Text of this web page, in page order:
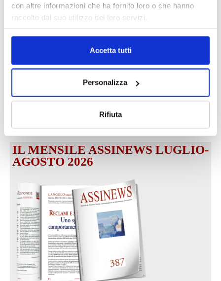
con altre informazioni che ha fornito loro o che hanno
raccolto dal suo utilizzo dei loro servizi.
Accetta tutti
Personalizza
Rifiuta
news
stampa
IL MENSILE ASSINEWS LUGLIO-
AGOSTO 2026